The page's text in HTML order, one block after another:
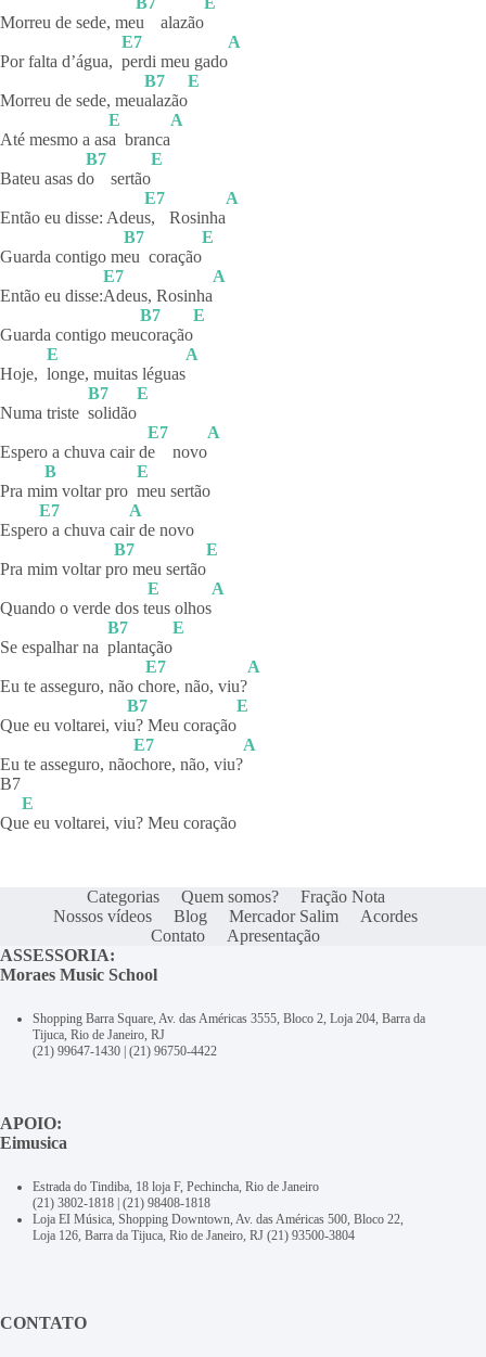
Morreu de sede, meu
alazão
Por falta d’água,
E7
perdi meu gado
A
Morreu de sede, meu
B7
alazão
E
Até mesmo a as
E
a branca
A
Bateu asas d
B7
o
sertão
E
Então eu disse: Adeu
E7
s,
Rosinha
A
Guarda contigo m
B7
eu coração
E
Então eu disse:
E7
Adeus, Rosinha
A
Guarda contigo meu
B7
coração
E
Hoje,
E
longe, muitas léguas
A
Numa triste
B7
solidão
E
Espero a chuva cair d
E7
e
novo
A
Pra mi
B
m voltar pro
E
meu sertão
Esper
E7
o a chuva cai
A
r de novo
Pra mim voltar p
B7
ro meu sertão
E
Quando o verde dos t
E
eus olhos
A
Se espalhar na
B7
plantação
E
Eu te asseguro, não c
E7
hore, não, viu?
A
Que eu voltarei, vi
B7
u? Meu coração
E
Eu te asseguro, não
E7
chore, não, viu?
A
B7
Qu
E
e eu voltarei, viu? Meu coração
Categorias Quem somos?
Fração Nota
Nossos vídeos
Blog Mercador Salim
Acordes
Contato
Apresentação
ASSESSORIA:
Moraes Music School
Shopping Barra Square, Av. das Américas 3555, Bloco 2, Loja 204, Barra da
Tijuca, Rio de Janeiro, RJ
(21) 99647-1430 | (21) 96750-4422
APOIO:
Eimusica
Estrada do Tindiba, 18 loja F, Pechincha, Rio de Janeiro
(21) 3802-1818 | (21) 98408-1818
Loja EI Música, Shopping Downtown, Av. das Américas 500, Bloco 22,
Loja 126, Barra da Tijuca, Rio de Janeiro, RJ (21) 93500-3804
CONTATO